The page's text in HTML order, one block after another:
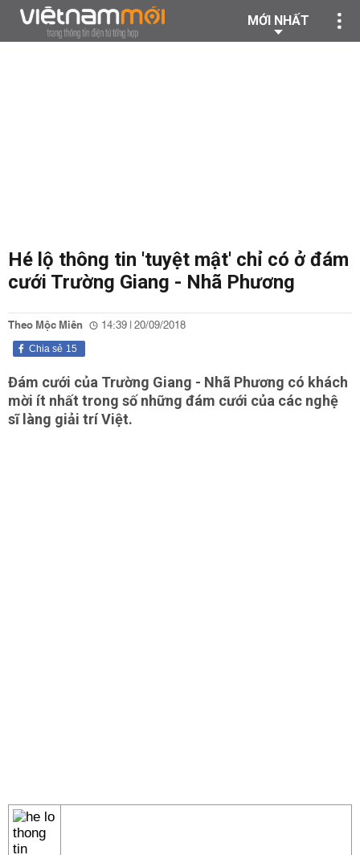
MỚI NHẤT
Hé lộ thông tin 'tuyệt mật' chỉ có ở đám
cưới Trường Giang - Nhã Phương
Theo Mộc Miên 14:39 | 20/09/2018
15
Chia sẻ
Đám cưới của Trường Giang - Nhã Phương có khách
mời ít nhất trong số những đám cưới của các nghệ
sĩ làng giải trí Việt.